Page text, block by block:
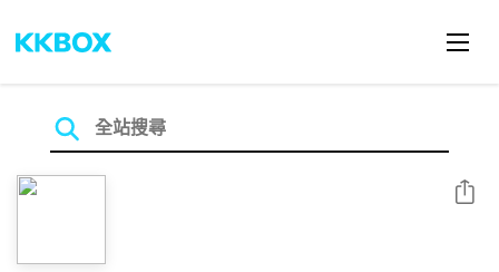
分享